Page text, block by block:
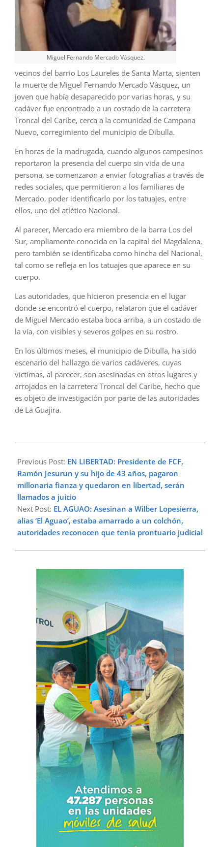
Miguel Fernando Mercado Vásquez.
vecinos del barrio Los Laureles de Santa Marta, sienten
la muerte de Miguel Fernando Mercado Vásquez, un
joven que había desaparecido por varias horas, y su
cadáver fue encontrado a un costado de la carretera
Troncal del Caribe, cerca a la comunidad de Campana
Nuevo, corregimiento del municipio de Dibulla.
En horas de la madrugada, cuando algunos campesinos
reportaron la presencia del cuerpo sin vida de una
persona, se comenzaron a enviar fotografías a través de
redes sociales, que permitieron a los familiares de
Mercado, poder identificarlo por los tatuajes, entre
ellos, uno del atlético Nacional.
Al parecer, Mercado era miembro de la barra Los del
Sur, ampliamente conocida en la capital del Magdalena,
pero también se identificaba como hincha del Nacional,
tal como se refleja en los tatuajes que aparece en su
cuerpo.
Las autoridades, que hicieron presencia en el lugar
donde se encontró el cuerpo, relataron que el cadáver
de Miguel Mercado estaba boca arriba, a un costado de
la vía, con visibles y severos golpes en su rostro.
En los últimos meses, el municipio de Dibulla, ha sido
escenario del hallazgo de varios cadáveres, cuyas
víctimas, al parecer, son asesinadas en otros lugares y
arrojados en la carretera Troncal del Caribe, hecho que
es objeto de investigación por parte de las autoridades
de La Guajira.
07-
15
Previous Post: EN LIBERTAD: Presidente de FCF,
Ramón Jesurun y su hijo de 43 años, pagaron
millonaria fianza y quedaron en libertad, serán
llamados a juicio
Next Post: EL AGUAO: Asesinan a Wilber Lopesierra,
alias ‘El Aguao’, estaba amarrado a un colchón,
autoridades reconocen que tenía prontuario judicial